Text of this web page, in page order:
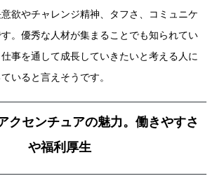
欲やチャレンジ精神、タフさ、コミュニケ
。優秀な人材が集まることでも知られてい
事を通して成長していきたいと考える人に
いると言えそうです。
クセンチュアの魅力。働きやすさ
や福利厚生